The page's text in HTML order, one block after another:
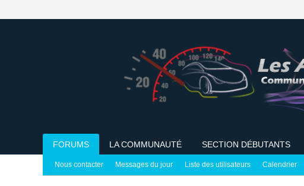
FORUMS LA COMMUNAUTÉ SECTION DÉBUTANTS
Nous contacter Messages du jour Liste des utilisateurs Calendrier